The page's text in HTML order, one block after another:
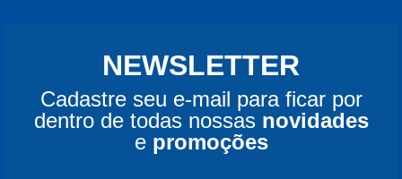
NEWSLETTER
Cadastre seu e-mail para ficar por
dentro de todas nossas novidades
e promoções